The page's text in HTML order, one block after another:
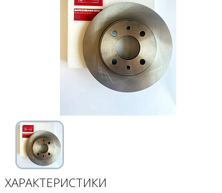
ХАРАКТЕРИСТИКИ